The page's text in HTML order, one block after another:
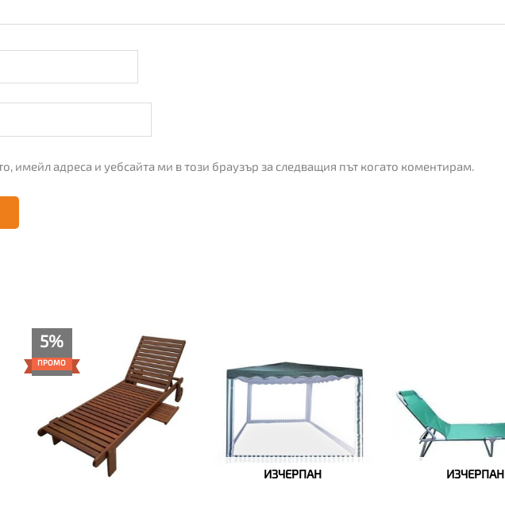
имейл адреса и уебсайта ми в този браузър за следващия път когато коментирам.
5%
ПРОМО
Original
price
was:
185.00€
(361.83
лв.).
(342.27
лв.).
ИЗЧЕРПАН ИЗЧЕРПАН